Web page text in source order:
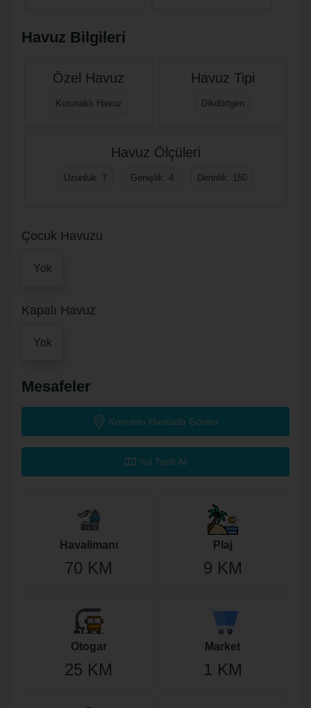
Havuz Bilgileri
Özel Havuz
Korunaklı Havuz
Havuz Tipi
Dikdörtgen
Havuz Ölçüleri
Uzunluk: 7 Genişlik: 4 Derinlik: 150
Çocuk Havuzu
Yok
Kapalı Havuz
Yok
Mesafeler
Konumu Haritada Göster
Yol Tarifi Al
Havalimanı
70 KM
Plaj
9 KM
Otogar
25 KM
Market
1 KM